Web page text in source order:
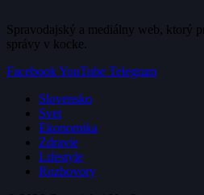
Spravodajský a mediálny web, ktorý
správy v kocke.
FacebookYouTube Telegram
Slovensko
Svet
Ekonomika
Zdravie
Lifestyle
Rozhovory